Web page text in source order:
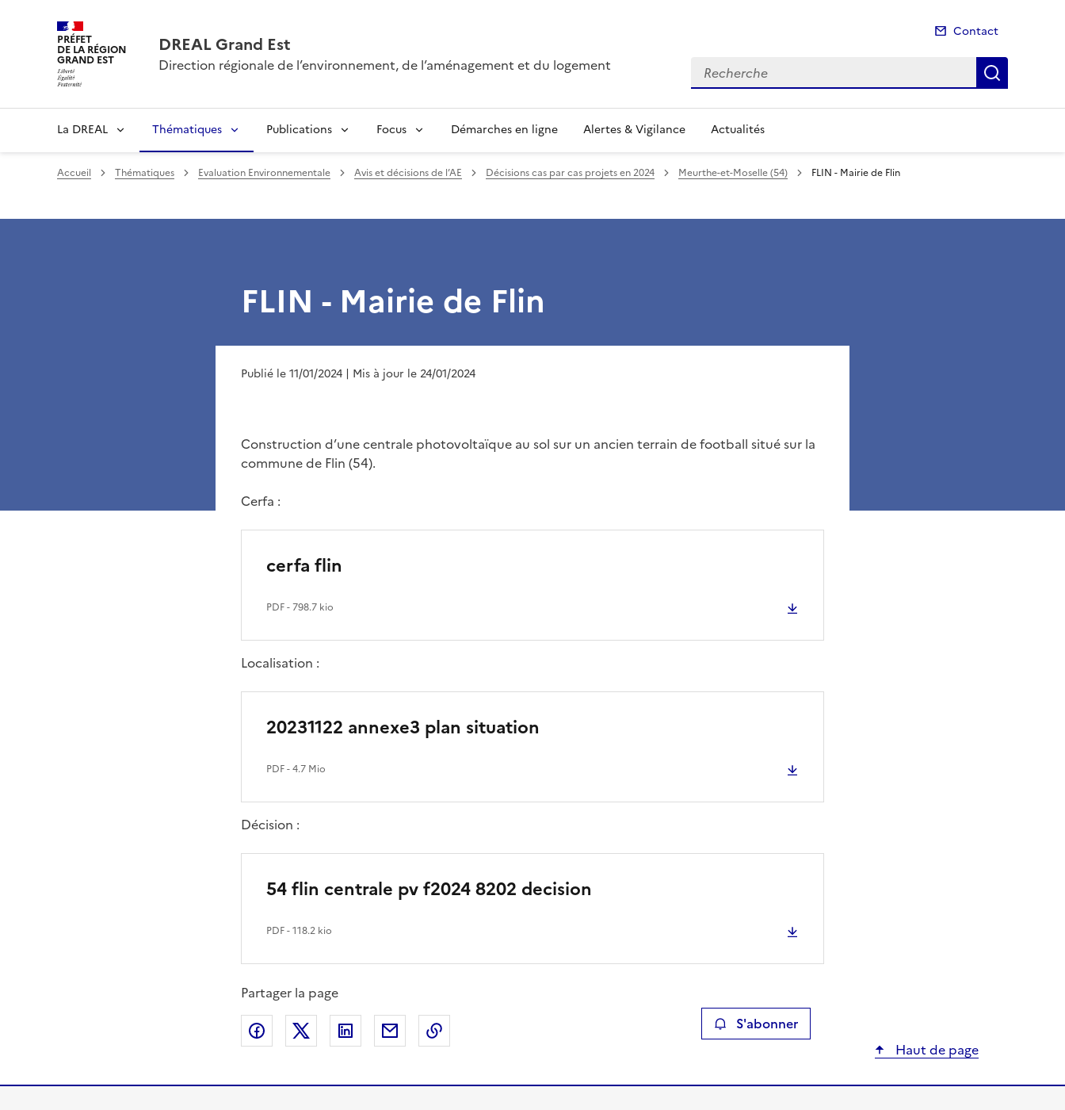
PRÉFET
DE LA RÉGION
GRAND EST
DREAL Grand Est
Direction régionale de l’environnement, de l’aménagement et du logement
Contact
Recherche
La DREAL Thématiques Publications Focus Démarches en ligne Alertes & Vigilance Actualités
Accueil Thématiques Evaluation Environnementale Avis et décisions de l’AE Décisions cas par cas projets en 2024 Meurthe-et-Moselle (54) FLIN - Mairie de Flin
FLIN - Mairie de Flin
Publié le 11/01/2024 | Mis à jour le 24/01/2024
Construction d’une centrale photovoltaïque au sol sur un ancien terrain de football situé sur la
commune de Flin (54).
Cerfa :
cerfa flin
PDF- 798.7 kio
Localisation :
20231122 annexe3 plan situation
PDF- 4.7 Mio
Décision :
54 flin centrale pv f2024 8202 decision
PDF- 118.2 kio
Partager la page
Partager sur Facebook
Partager sur XPartager sur LinkedIn
Partager par emailCopier le lien de la page dans le presse-papier S'abonner
Haut de page